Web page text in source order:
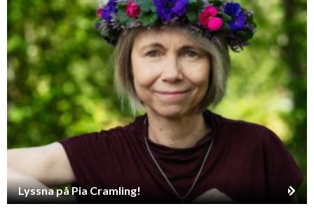
Lyssna på Pia Cramling!